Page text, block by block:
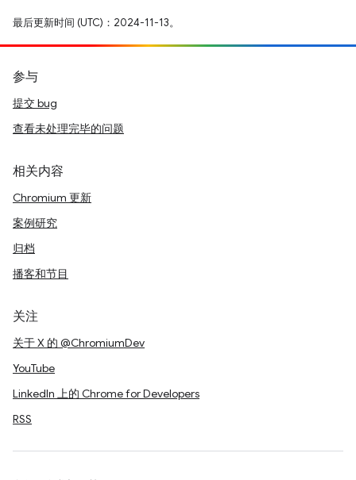
最后更新时间 (UTC)：2024-11-13。
参与
提交 bug
查看未处理完毕的问题
相关内容
Chromium 更新
案例研究
归档
播客和节目
关注
关于 X 的 @ChromiumDev
YouTube
LinkedIn 上的 Chrome for Developers
RSS